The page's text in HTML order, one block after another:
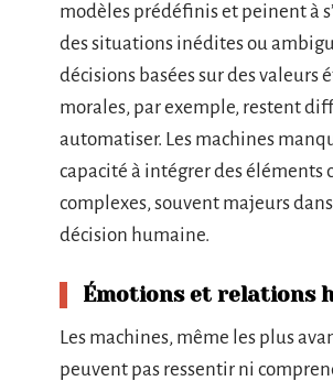
modèles prédéfinis et peinent à
des situations inédites ou
décisions basées sur des valeurs
morales, par exemple, restent
automatiser. Les machines
capacité à intégrer des éléments
complexes, souvent majeurs
décision humaine.
Émotions et relations
Les machines, même les plus
peuvent pas ressentir ni